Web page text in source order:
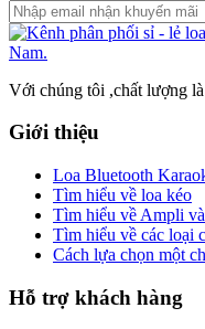
Với chúng tôi ,chất lượng
Giới thiệu
Loa Bluetooth
Tìm hiểu về loa kéo
Tìm hiểu về Ampli
Tìm hiểu về các loại
Cách lựa chọn một
Hỗ trợ khách hàng